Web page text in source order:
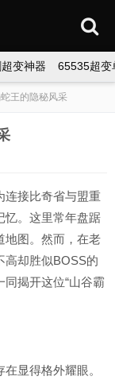
变神器 65535超变
王的隐秘风采
接比奇省与盟重
忆。这里常年盘踞
地图。然而，在老
高却胜似BOSS的
揭开这位“山谷霸
显得格外耀眼。